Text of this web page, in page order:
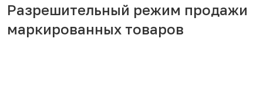
Разрешительный режим продажи
маркированных товаров